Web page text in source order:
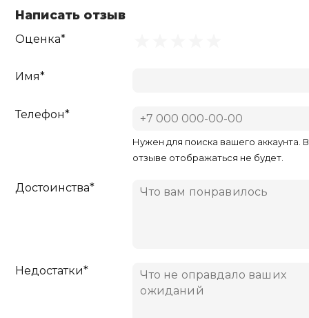
Написать отзыв
Оценка*
Имя*
Телефон*
Нужен для поиска вашего аккаунта. В
отзыве отображаться не будет.
Достоинства*
Недостатки*